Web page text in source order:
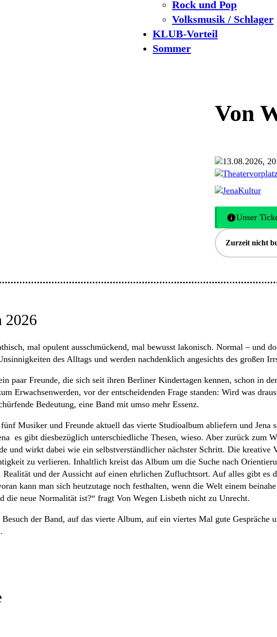
Rock und Pop
Volksmusik / Schlager
KLUB-Vorteil
Sommer
Von
13.08.2026,
JenaKultur
Unser
Zurzeit nicht
2026
mal opulent ausschmückend, mal bewusst lakonisch. Normal – und
des Alltags und werden nachdenklich angesichts des großen
paar Freunde, die sich seit ihren Berliner Kindertagen kennen, schon in
Erwachsenwerden, vor der entscheidenden Frage standen: Wird was
Bedeutung, eine Band mit umso mehr Essenz.
Musiker und Freunde aktuell das vierte Studioalbum abliefern und Jena
 es gibt diesbezüglich unterschiedliche Thesen, wieso. Aber zurück zum
und wirkt dabei wie ein selbstverständlicher nächster Schritt. Die kreative
zu verlieren. Inhaltlich kreist das Album um die Suche nach
Realität und der Aussicht auf einen ehrlichen Zufluchtsort. Auf alles gibt es
kann man sich heutzutage noch festhalten, wenn die Welt einem
die neue Normalität ist?“ fragt Von Wegen Lisbeth nicht zu Unrecht.
der Band, auf das vierte Album, auf ein viertes Mal gute